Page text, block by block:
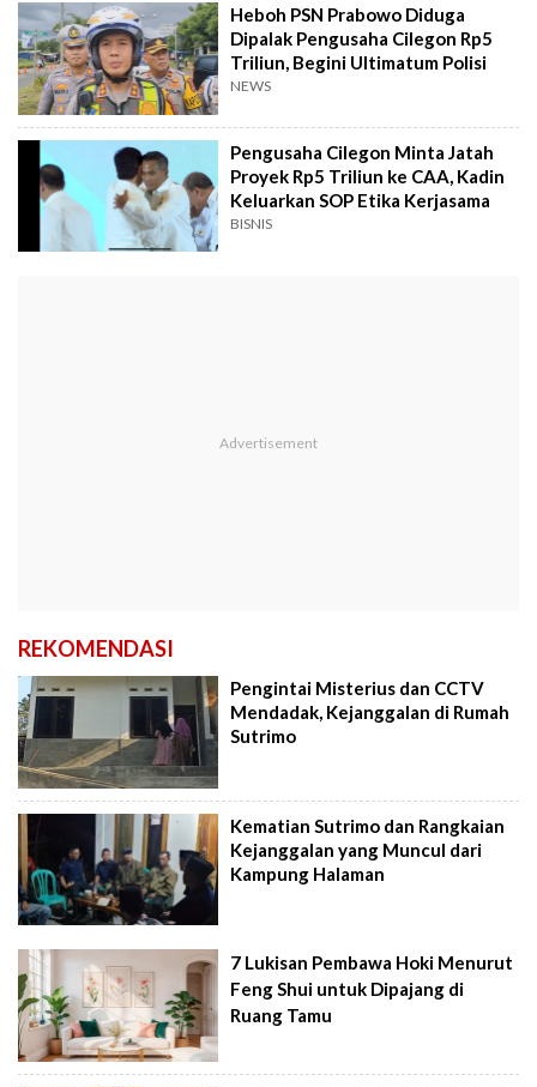
Heboh PSN Prabowo Diduga
Dipalak Pengusaha Cilegon Rp5
Triliun, Begini Ultimatum Polisi
NEWS
Pengusaha Cilegon Minta Jatah
Proyek Rp5 Triliun ke CAA, Kadin
Keluarkan SOP Etika Kerjasama
BISNIS
REKOMENDASI
Pengintai Misterius dan CCTV
Mendadak, Kejanggalan di Rumah
Sutrimo
Kematian Sutrimo dan Rangkaian
Kejanggalan yang Muncul dari
Kampung Halaman
7 Lukisan Pembawa Hoki Menurut
Feng Shui untuk Dipajang di
Ruang Tamu